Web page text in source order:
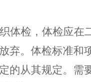
体检，体检应在
放弃。体检标准和
的从其规定。 需